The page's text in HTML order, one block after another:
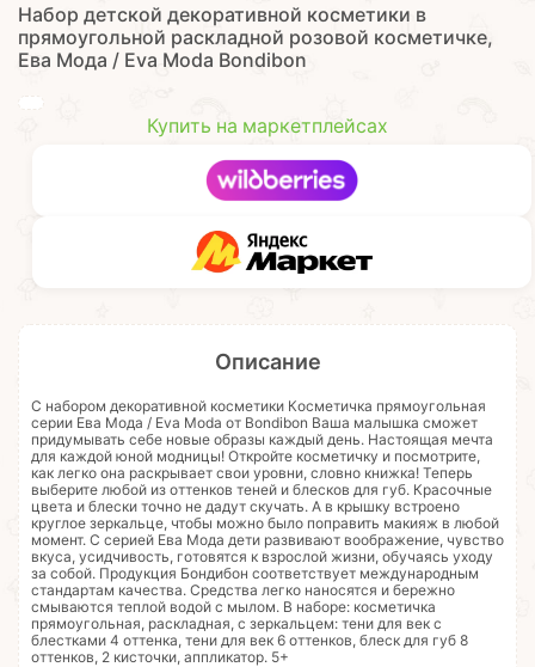
Набор детской декоративной косметики в
прямоугольной раскладной розовой косметичке,
Ева Мода / Eva Moda Bondibon
Купить на маркетплейсах
Описание
С набором декоративной косметики Косметичка прямоугольная
серии Ева Мода / Eva Moda от Bondibon Ваша малышка сможет
придумывать себе новые образы каждый день. Настоящая мечта
для каждой юной модницы! Откройте косметичку и посмотрите,
как легко она раскрывает свои уровни, словно книжка! Теперь
выберите любой из оттенков теней и блесков для губ. Красочные
цвета и блески точно не дадут скучать. А в крышку встроено
круглое зеркальце, чтобы можно было поправить макияж в любой
момент. С серией Ева Мода дети развивают воображение, чувство
вкуса, усидчивость, готовятся к взрослой жизни, обучаясь уходу
за собой. Продукция Бондибон соответствует международным
стандартам качества. Средства легко наносятся и бережно
смываются теплой водой с мылом. В наборе: косметичка
прямоугольная, раскладная, с зеркальцем: тени для век с
блестками 4 оттенка, тени для век 6 оттенков, блеск для губ 8
оттенков, 2 кисточки, аппликатор. 5+